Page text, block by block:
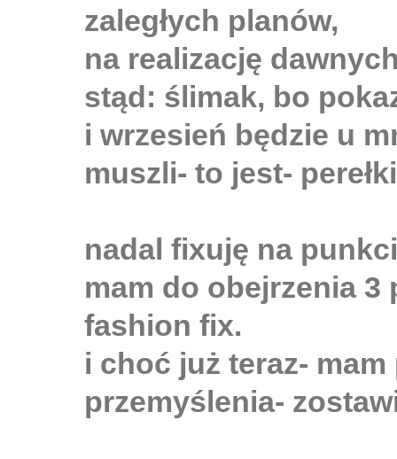
zaległych planów,
na realizację
stąd: ślimak, bo
i wrzesień będzie u
muszli- to jest-
nadal fixuję na
mam do obejrzenia 3
fashion fix.
i choć już teraz-
przemyślenia-